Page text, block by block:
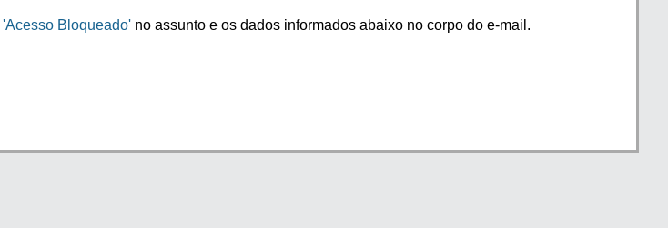
'Acesso Bloqueado' no assunto e os dados informados abaixo no corpo do e-mail.